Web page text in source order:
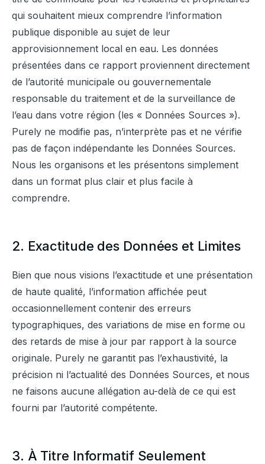
qui souhaitent mieux comprendre l’information
publique disponible au sujet de leur
approvisionnement local en eau. Les données
présentées dans ce rapport proviennent directement
de l’autorité municipale ou gouvernementale
responsable du traitement et de la surveillance de
l’eau dans votre région (les « Données Sources »).
Purely ne modifie pas, n’interprète pas et ne vérifie
pas de façon indépendante les Données Sources.
Nous les organisons et les présentons simplement
dans un format plus clair et plus facile à
comprendre.
2. Exactitude des Données et Limites
Bien que nous visions l’exactitude et une présentation
de haute qualité, l’information affichée peut
occasionnellement contenir des erreurs
typographiques, des variations de mise en forme ou
des retards de mise à jour par rapport à la source
originale. Purely ne garantit pas l’exhaustivité, la
précision ni l’actualité des Données Sources, et nous
ne faisons aucune allégation au-delà de ce qui est
fourni par l’autorité compétente.
3. À Titre Informatif Seulement